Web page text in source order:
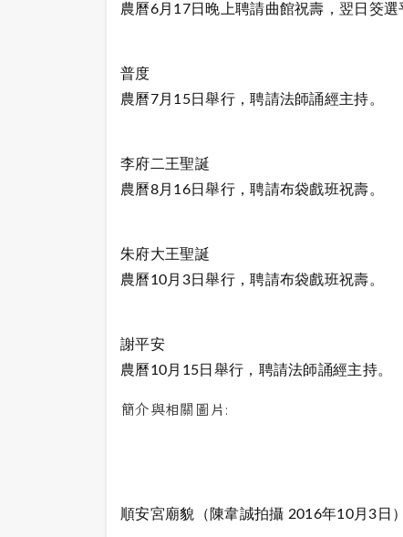
農曆6月17日晚上聘請曲館祝壽，翌日筊選
普度
農曆7月15日舉行，聘請法師誦經主持。
李府二王聖誕
農曆8月16日舉行，聘請布袋戲班祝壽。
朱府大王聖誕
農曆10月3日舉行，聘請布袋戲班祝壽。
謝平安
農曆10月15日舉行，聘請法師誦經主持。
簡介與相關圖片:
順安宮廟貌 （陳韋誠拍攝 2016年10月3日）